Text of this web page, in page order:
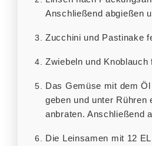
Anschließend abgießen
Zucchini und Pastinake
Zwiebeln und
Das Gemüse mit dem Öl in eine Pfanne
geben und unter Rühren
anbraten. Anschließend
Die Leinsamen mit 12 EL Wasser (3 EL